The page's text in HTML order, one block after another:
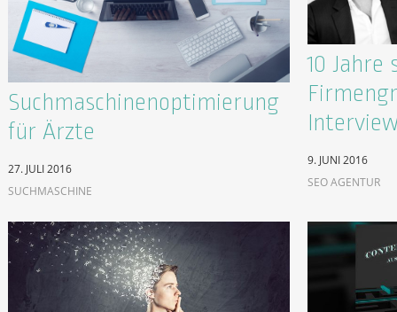
Suchmaschinenoptimierung
für Ärzte
27. JULI 2016
SUCHMASCHINE
10 Jahre
9. JUNI 2016
SEO AGENTUR